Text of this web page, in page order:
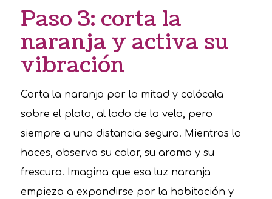
Paso 3: corta la
naranja y activa su
vibración
Corta la naranja por la mitad y colócala
sobre el plato, al lado de la vela, pero
siempre a una distancia segura. Mientras lo
haces, observa su color, su aroma y su
frescura. Imagina que esa luz naranja
empieza a expandirse por la habitación y